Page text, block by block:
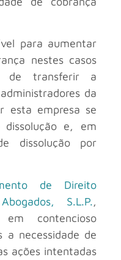
para aumentar
nestes casos
de transferir a
da
esta empresa se
e, em
dissolução por
de Direito
S.L.P.,
em contencioso
a necessidade de
ações intentadas